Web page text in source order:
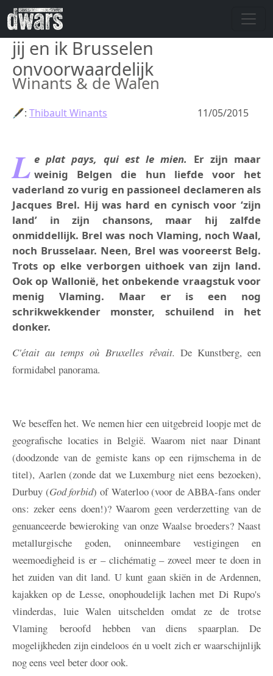
Overslaan en naar de inhoud gaan
jij en ik Brusselen
onvoorwaardelijk
Winants & de Walen
11/05/2015
🖋: Thibault Winants
L e plat pays, qui est le mien. Er zijn maar
weinig Belgen die hun liefde voor het
vaderland zo vurig en passioneel declameren als
Jacques Brel. Hij was hard en cynisch voor ‘zijn
land’ in zijn chansons, maar hij zalfde
onmiddellijk. Brel was noch Vlaming, noch Waal,
noch Brusselaar. Neen, Brel was vooreerst Belg.
Trots op elke verborgen uithoek van zijn land.
Ook op Wallonië, het onbekende vraagstuk voor
menig Vlaming. Maar er is een nog
schrikwekkender monster, schuilend in het
donker.
C'était au temps où Bruxelles rêvait. De Kunstberg, een
formidabel panorama.
We beseffen het. We nemen hier een uitgebreid loopje met de
geografische locaties in België. Waarom niet naar Dinant
(doodzonde van de gemiste kans op een rijmschema in de
titel), Aarlen (zonde dat we Luxemburg niet eens bezoeken),
Durbuy (God forbid) of Waterloo (voor de ABBA-fans onder
ons: zeker eens doen!)? Waarom geen verderzetting van de
genuanceerde bewieroking van onze Waalse broeders? Naast
metallurgische goden, oninneembare vestigingen en
weemoedigheid is er – clichématig – zoveel meer te doen in
het zuiden van dit land. U kunt gaan skiën in de Ardennen,
kajakken op de Lesse, onophoudelijk lachen met Di Rupo's
vlinderdas, luie Walen uitschelden omdat ze de trotse
Vlaming beroofd hebben van diens spaarplan. De
mogelijkheden zijn eindeloos én u voelt zich er waarschijnlijk
nog eens veel beter door ook.